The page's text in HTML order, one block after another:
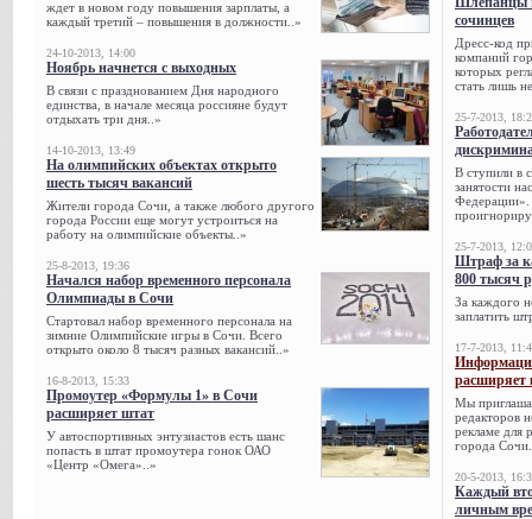
ждет в новом году повышения зарплаты, а
каждый третий – повышения в должности..»
24-10-2013, 14:00
Ноябрь начнется с выходных
В связи с празднованием Дня народного
единства, в начале месяца россияне будут
отдыхать три дня..»
14-10-2013, 13:49
На олимпийских объектах открыто
шесть тысяч вакансий
Жители города Сочи, а также любого другого
города России еще могут устроиться на
работу на олимпийские объекты..»
25-8-2013, 19:36
Начался набор временного персонала
Олимпиады в Сочи
Стартовал набор временного персонала на
зимние Олимпийские игры в Сочи. Всего
открыто около 8 тысяч разных вакансий..»
16-8-2013, 15:33
Промоутер «Формулы 1» в Сочи
расширяет штат
У автоспортивных энтузиастов есть шанс
попасть в штат промоутера гонок ОАО
«Центр «Омега»..»
сочинцев
Дресс-код
компаний
которых
стать лишь
25-7-2013,
В ступили в
занятости
Федерации».
25-7-2013,
Штраф за
800 тысяч
За каждого
заплатить
17-7-2013,
расширяет
Мы
редакторов
рекламе для
города
20-5-2013,
Каждый
личным